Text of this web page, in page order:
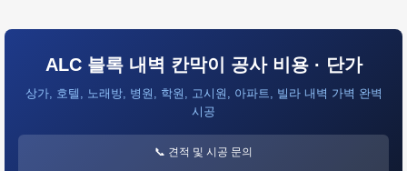
ALC 블록 내벽 칸막이 공사 비용 · 단가
상가, 호텔, 노래방, 병원, 학원, 고시원, 아파트, 빌라 내벽 가벽 완벽
시공
📞 견적 및 시공 문의